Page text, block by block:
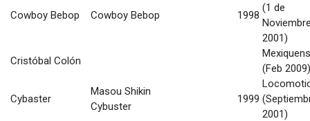
Cowboy Bebop Cowboy Bebop 1998
(1 de
2001)
Cristóbal Colón
(Feb 2009)
Cybaster
Masou Shikin
Cybuster
1999
2001)